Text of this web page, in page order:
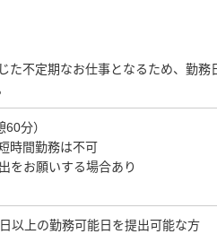
た不定期なお仕事となるため、勤務
分）
時間勤務は不可
をお願いする場合あり
以上の勤務可能日を提出可能な方